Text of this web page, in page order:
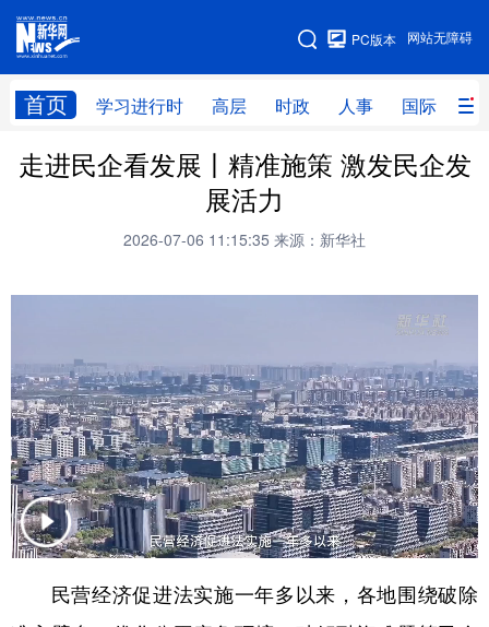
网站无障碍
PC版本
首页 学习进行时 高层 时政 人事 国际 财
网站地图
学习进行时 高层 时政 人事
访谈 视频 图片 政务
法律 中央文件 金融 汽车
食品 人居 信息化 数字经济
学术中国 乡村振兴 银龄 溯源中国
彩票 娱乐 时尚 悦读
走进民企看发展丨精准施策 激发民企发
展活力
2026-07-06 11:15:35 来源：新华社
民营经济促进法实施一年多以来，各地围绕破除